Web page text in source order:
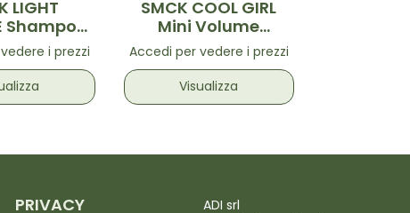
LIGHT
Shampoo
i prezzi
SMCK COOL GIRL
Mini Volume
Shampoo 100ml
Accedi per vedere i prezzi
Visualizza
PRIVACY
ADI srl